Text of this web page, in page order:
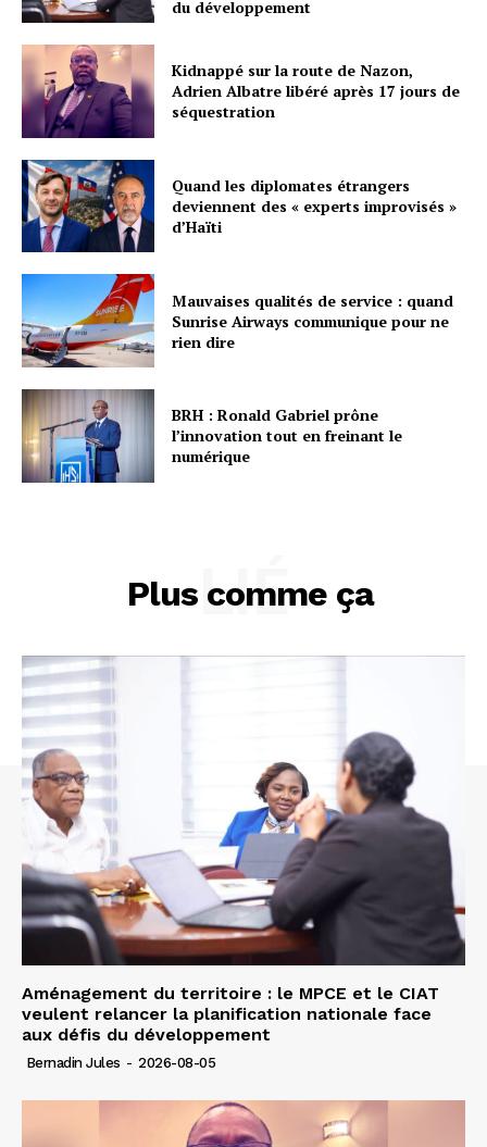
du développement
Kidnappé sur la route de Nazon,
Adrien Albatre libéré après 17 jours de
séquestration
Quand les diplomates étrangers
deviennent des « experts improvisés »
d’Haïti
Mauvaises qualités de service : quand
Sunrise Airways communique pour ne
rien dire
BRH : Ronald Gabriel prône
l’innovation tout en freinant le
numérique
Plus comme ça
LIÉ
Aménagement du territoire : le MPCE et le CIAT
veulent relancer la planification nationale face
aux défis du développement
Bernadin Jules - 2026-08-05